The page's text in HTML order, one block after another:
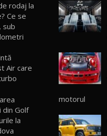
rodaj la
Ce se
sub
Air care
din Golf
la
motorul